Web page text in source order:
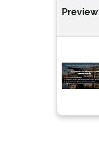
Preview